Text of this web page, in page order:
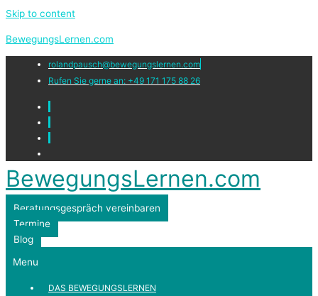
Skip to content
BewegungsLernen.com
rolandpausch@bewegungslernen.com
Rufen Sie gerne an: +49 171 175 88 26
BewegungsLernen.com
Beratungsgespräch vereinbaren
Termine
Blog
Menu
DAS BEWEGUNGSLERNEN